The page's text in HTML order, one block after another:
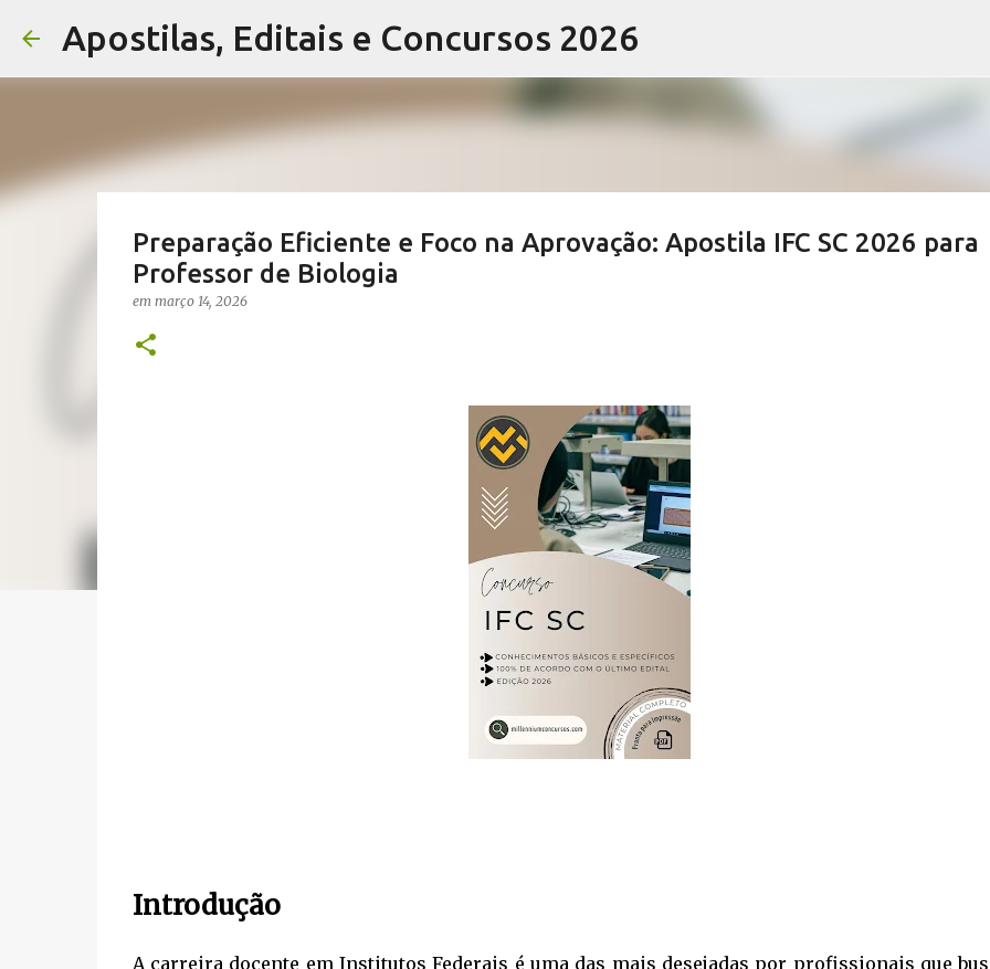
Pular para o conteúdo principal
Apostilas, Editais e Concursos 2026
Preparação Eficiente e Foco na Aprovação: Apostila IFC SC 2026 para
Professor de Biologia
em março 14, 2026
Introdução
A carreira docente em Institutos Federais é uma das mais desejadas por profissionais que